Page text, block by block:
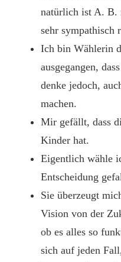
natürlich ist A. B.
sehr sympathisch
Ich bin Wählerin
ausgegangen,
denke jedoch,
machen.
Mir gefällt, dass
Kinder hat.
Eigentlich wähle
Entscheidung
Sie überzeugt
Vision von der
ob es alles so
sich auf jeden